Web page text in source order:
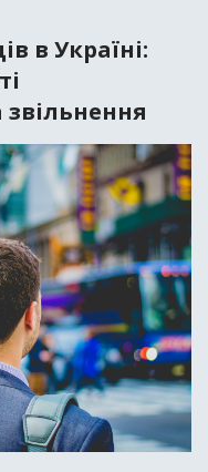
в Україні: